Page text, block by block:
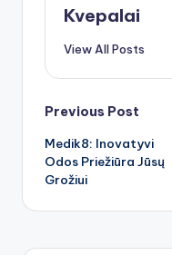
Kvepalai
View All Posts
Post
navigation
Previous Post
Medik8: Inovatyvi
Odos Priežiūra Jūsų
Grožiui